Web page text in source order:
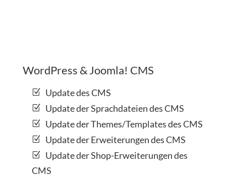
WordPress & Joomla! CMS
Update des CMS
Update der Sprachdateien des CMS
Update der Themes/Templates des CMS
Update der Erweiterungen des CMS
Update der Shop-Erweiterungen des
CMS